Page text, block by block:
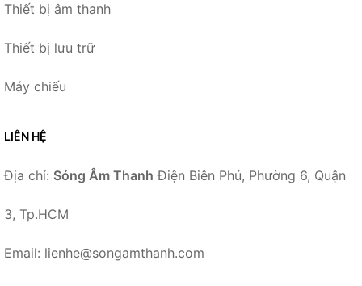
Thiết bị âm thanh
Thiết bị lưu trữ
Máy chiếu
LIÊN HỆ
Địa chỉ: Sóng Âm Thanh Điện Biên Phủ, Phường 6, Quận
3, Tp.HCM
Email: lienhe@songamthanh.com